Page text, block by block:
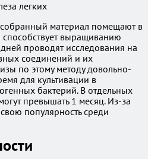
материал помещают в
способствует выращиванию
проводят исследования на
соединений и их
по этому методу довольно-
для культивации в
бактерий. В отдельных
превышать 1 месяц. Из-за
популярность среди